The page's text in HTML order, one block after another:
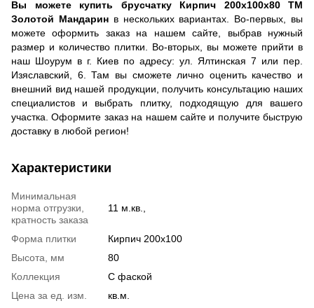
Вы можете купить брусчатку Кирпич 200х100х80 ТМ
Золотой Мандаринв нескольких вариантах. Во-первых, вы
можете оформить заказ на нашем сайте, выбрав нужный
размер и количество плитки. Во-вторых, вы можете прийти в
наш Шоурум в г. Киев по адресу: ул. Ялтинская 7 или пер.
Изяславский, 6. Там вы сможете лично оценить качество и
внешний вид нашей продукции, получить консультацию наших
специалистов и выбрать плитку, подходящую для вашего
участка. Оформите заказ на нашем сайте и получите быструю
доставку в любой регион!
Характеристики
Минимальная
норма отгрузки,
кратность заказа
11 м.кв.,
Форма плитки
Кирпич 200х100
Высота, мм
80
Коллекция
С фаской
Цена за ед. изм.
кв.м.